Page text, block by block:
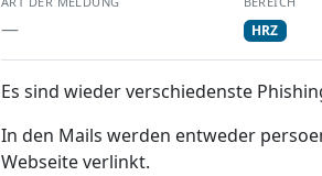
— HRZ
Es sind wieder verschiedenste
In den Mails werden entweder
Webseite verlinkt.